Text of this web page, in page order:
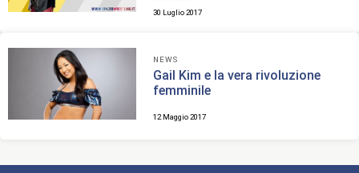
30 Luglio 2017
NEWS
Gail Kim e la vera rivoluzione
femminile
12 Maggio 2017